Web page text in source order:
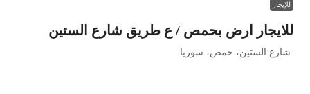
للإيجار
للايجار ارض بحمص / ع طريق شارع الستين
شارع الستين، حمص، سوريا